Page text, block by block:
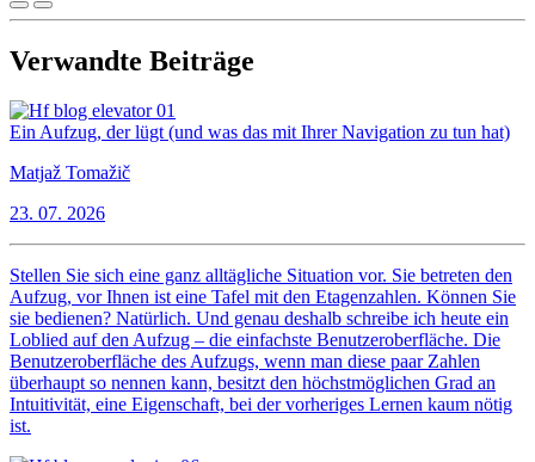
Verwandte Beiträge
Ein Aufzug, der lügt (und was das mit Ihrer Navigation zu tun hat)
Matjaž Tomažič
23. 07. 2026
Stellen Sie sich eine ganz alltägliche Situation vor. Sie betreten den
Aufzug, vor Ihnen ist eine Tafel mit den Etagenzahlen. Können Sie
sie bedienen? Natürlich. Und genau deshalb schreibe ich heute ein
Loblied auf den Aufzug – die einfachste Benutzeroberfläche. Die
Benutzeroberfläche des Aufzugs, wenn man diese paar Zahlen
überhaupt so nennen kann, besitzt den höchstmöglichen Grad an
Intuitivität, eine Eigenschaft, bei der vorheriges Lernen kaum nötig
ist.